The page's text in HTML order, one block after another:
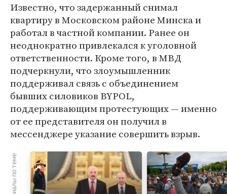
Известно, что задержанный снимал
квартиру в Московском районе Минска и
работал в частной компании. Ранее он
неоднократно привлекался к уголовной
ответственности. Кроме того, в МВД
подчеркнули, что злоумышленник
поддерживал связь с объединением
бывших силовиков BYPOL,
поддерживающим протестующих — именно
от ее представителя он получил в
мессенджере указание совершить взрыв.